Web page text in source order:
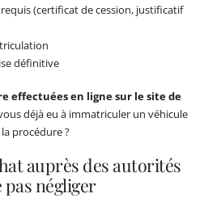
(certificat de cession, justificatif
définitive
effectuées en ligne sur le site de
déjà eu à immatriculer un véhicule
procédure ?
auprès des autorités
négliger